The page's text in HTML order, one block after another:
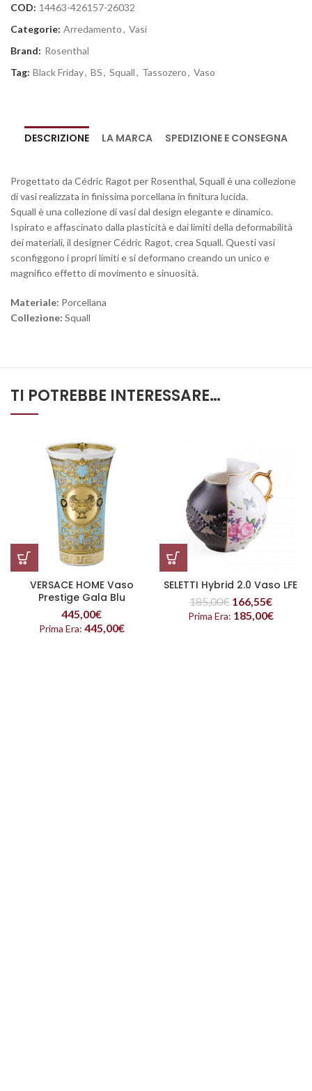
COD: 14463-426157-26032
Categorie: Arredamento, Vasi
Brand: Rosenthal
Tag: Black Friday, BS, Squall, Tassozero, Vaso
DESCRIZIONE LA MARCA SPEDIZIONE E CONSEGNA
Progettato da Cédric Ragot per Rosenthal, Squall è una collezione
di vasi realizzata in finissima porcellana in finitura lucida.
Squall è una collezione di vasi dal design elegante e dinamico.
Ispirato e affascinato dalla plasticità e dai limiti della deformabilità
dei materiali, il designer Cédric Ragot, crea Squall. Questi vasi
sconfiggono i propri limiti e si deformano creando un unico e
magnifico effetto di movimento e sinuosità.
Materiale: Porcellana
Collezione: Squall
TI POTREBBE INTERESSARE…
VERSACE HOME Vaso
Prestige Gala Blu
445,00€
Prima Era: 445,00€
SELETTI Hybrid 2.0 Vaso LFE
185,00€ 166,55€
Prima Era: 185,00€